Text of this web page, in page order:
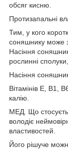
обсяг кисню.
Протизапальні
Тим, у кого
соняшнику може
Насіння
рослинні
Насіння
Вітамінів Е, В1,
калію.
МЕД. Що
володіє
властивостей.
Його рішуче